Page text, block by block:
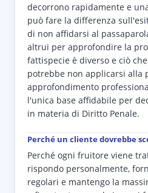
decorrono rapidamente e
può fare la differenza
di non affidarsi al
altrui per approfondire la
fattispecie è diverso e ciò
potrebbe non applicarsi alla
approfondimento
l'unica base affidabile per
in materia di Diritto Penale.
Perché un cliente dovrebbe
Perché ogni fruitore viene
rispondo personalmente,
regolari e mantengo la